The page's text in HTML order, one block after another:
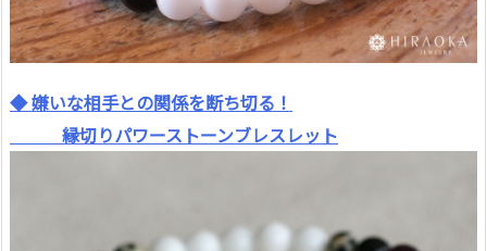
◆ 嫌いな相手との関係を断ち切る！
縁切りパワーストーンブレスレット